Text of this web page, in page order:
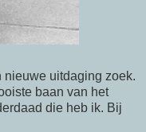
nieuwe uitdaging zoek.
baan van het
die heb ik. Bij